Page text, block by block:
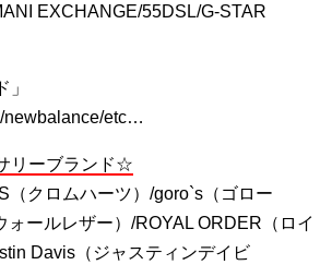
EXCHANGE/55DSL/G-STAR
」
newbalance/etc…
リーブランド☆
（クロムハーツ）/goro`s（ゴロー
ォールレザー）/ROYAL ORDER（ロイ
Davis（ジャスティンデイビ